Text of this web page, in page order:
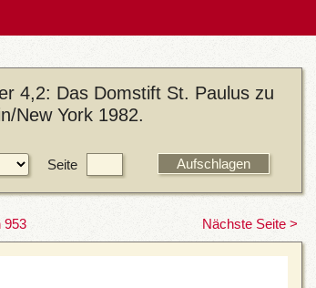
4,2: Das Domstift St. Paulus zu
New York 1982.
Seite
953 Nächste Seite >